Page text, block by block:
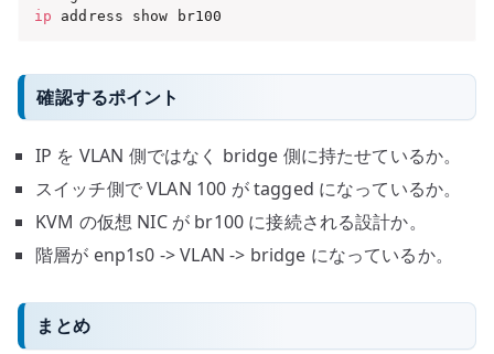
ip address show br100
確認するポイント
IP を VLAN 側ではなく bridge 側に持たせているか。
スイッチ側で VLAN 100 が tagged になっているか。
KVM の仮想 NIC が br100 に接続される設計か。
階層が enp1s0 -> VLAN -> bridge になっているか。
まとめ